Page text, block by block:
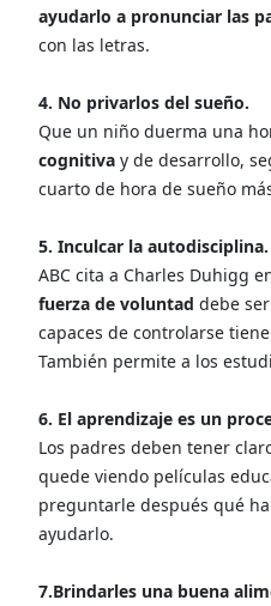
ayudarlo a pronunciar las
con las letras.
4. No privarlos del sueño.
Que un niño duerma una
cognitiva y de desarrollo,
cuarto de hora de sueño
5. Inculcar la autodisciplina.
ABC cita a Charles Duhigg
fuerza de voluntad debe
capaces de controlarse
También permite a los
6. El aprendizaje es un
Los padres deben tener
quede viendo películas
preguntarle después qué
ayudarlo.
7.Brindarles una buena